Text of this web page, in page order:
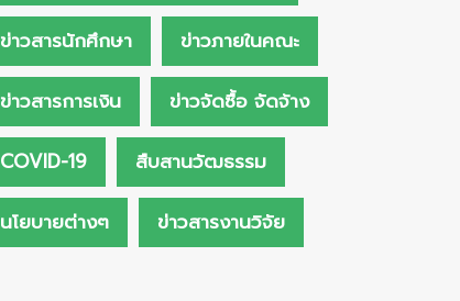
ข่าวสารนักศึกษา ข่าวภายในคณะ
ข่าวสารการเงิน ข่าวจัดซื้อ จัดจ้าง
COVID-19 สืบสานวัฒธรรม
นโยบายต่างๆ ข่าวสารงานวิจัย